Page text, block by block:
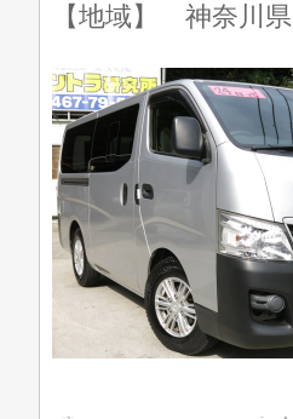
【地域】 神奈川県